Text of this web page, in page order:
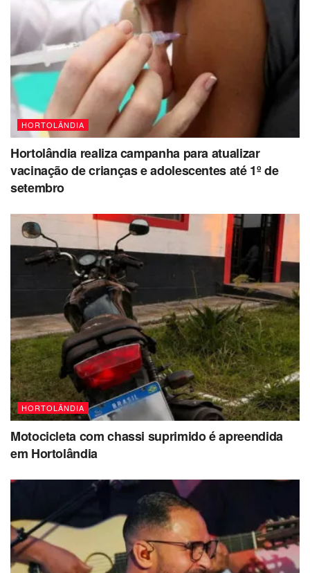
HORTOLÂNDIA
Hortolândia realiza campanha para atualizar
vacinação de crianças e adolescentes até 1º de
setembro
HORTOLÂNDIA
Motocicleta com chassi suprimido é apreendida
em Hortolândia